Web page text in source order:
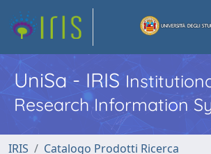
UniSa - IRIS
Research Information
IRIS
Catalogo Prodotti Ricerca